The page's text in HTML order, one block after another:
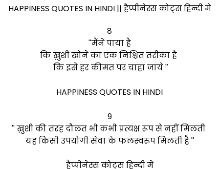
HAPPINESS QUOTES IN HINDI || हैप्पीनेस्स कोट्स हिन्दी मे
8
''मैंने पाया है
कि ख़ुशी खोने का एक निश्चित तरीका है
कि इसे हर कीमत पर चाहा जाये ''
HAPPINESS QUOTES IN HINDI
9
'' ख़ुशी की तरह दौलत भी कभी प्रत्यक्ष रूप से नहीं मिलती
यह किसी उपयोगी सेवा के फलस्वरूप मिलती है ''
हैप्पीनेस्स कोट्स हिन्दी मे